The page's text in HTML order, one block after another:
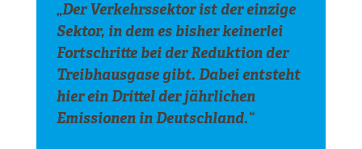
„Der Verkehrssektor ist der einzige
Sektor, in dem es bisher keinerlei
Fortschritte bei der Reduktion der
Treibhausgase gibt. Dabei entsteht
hier ein Drittel der jährlichen
Emissionen in Deutschland.“